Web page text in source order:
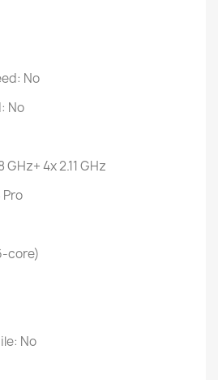
No
No
4x 2.11 GHz
core)
No